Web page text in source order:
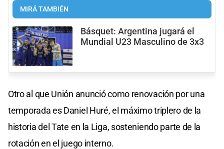
MIRÁ TAMBIÉN
Básquet: Argentina jugará el
Mundial U23 Masculino de 3x3
Otro al que Unión anunció como renovación por una
temporada es Daniel Huré, el máximo triplero de la
historia del Tate en la Liga, sosteniendo parte de la
rotación en el juego interno.